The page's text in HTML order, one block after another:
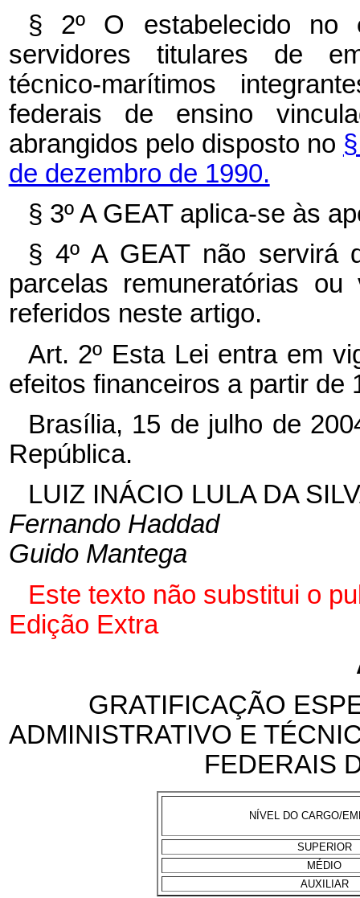
§ 2º O estabelecido no
servidores titulares de
técnico-marítimos
federais de ensino
abrangidos pelo disposto no
de dezembro de 1990.
§ 3ºA GEAT aplica-se às
§ 4º A GEAT não servirá
parcelas remuneratórias
referidos neste artigo.
Art. 2º Esta Lei entra em
efeitos financeiros a partir de
Brasília, 15 de julho de
República.
LUIZ INÁCIO LULA DA
Fernando Haddad
Guido Mantega
Este texto não substitui o
Edição Extra
GRATIFICAÇÃO
ADMINISTRATIVO E
FEDERAIS
NÍVEL DO CARGO/
SUPERIOR
MÉDIO
AUXILIAR